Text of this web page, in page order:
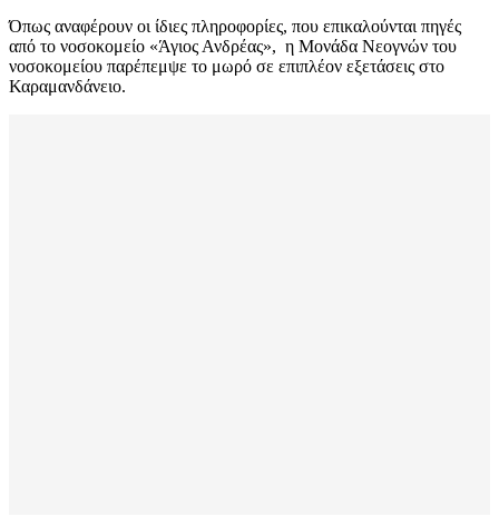
Όπως αναφέρουν οι ίδιες πληροφορίες, που επικαλούνται πηγές
από το νοσοκομείο «Άγιος Ανδρέας», η Μονάδα Νεογνών του
νοσοκομείου παρέπεμψε το μωρό σε επιπλέον εξετάσεις στο
Καραμανδάνειο.